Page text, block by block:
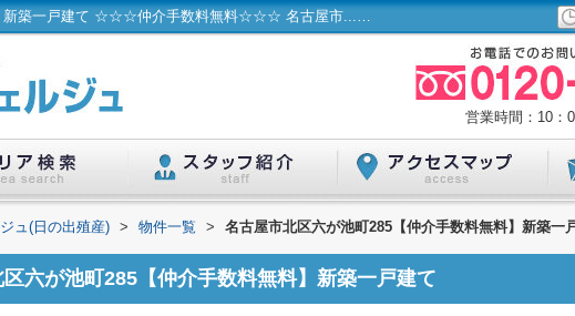
名古屋市北区六が池町285【仲介手数料無料】新築一戸建て ☆☆☆仲介手数料無料☆☆☆ 名古屋市...／ハウスコンシェルジュ(日の出殖産)
営業時間：10：
ュ(日の出殖産) > 物件一覧 > 名古屋市北区六が池町285【仲介手数料無料】新築一
六が池町285【仲介手数料無料】新築一戸建て